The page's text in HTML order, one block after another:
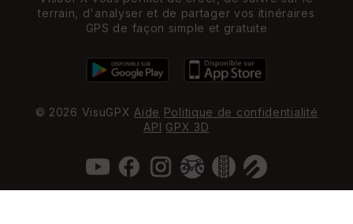
terrain, d'analyser et de partager vos itinéraires
GPS de façon simple et gratuite
© 2026 VisuGPX Aide Politique de confidentialité
API GPX 3D